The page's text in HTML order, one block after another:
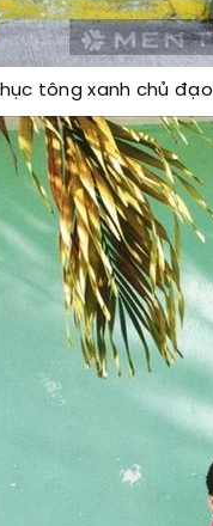
tông xanh chủ đạo